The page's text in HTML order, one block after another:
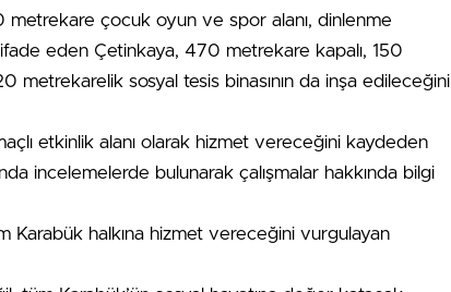
çocuk oyun ve spor alanı, dinlenme
ifade eden Çetinkaya, 470 metrekare kapalı, 150
metrekarelik sosyal tesis binasının da inşa edileceğini
etkinlik alanı olarak hizmet vereceğini kaydeden
incelemelerde bulunarak çalışmalar hakkında bilgi
Karabük halkına hizmet vereceğini vurgulayan